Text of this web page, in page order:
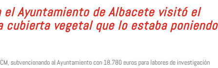
Ayuntamiento de Albacete visitó el
vegetal que lo estaba poniendo
subvencionando al Ayuntamiento con 18.780 euros para labores de investigación